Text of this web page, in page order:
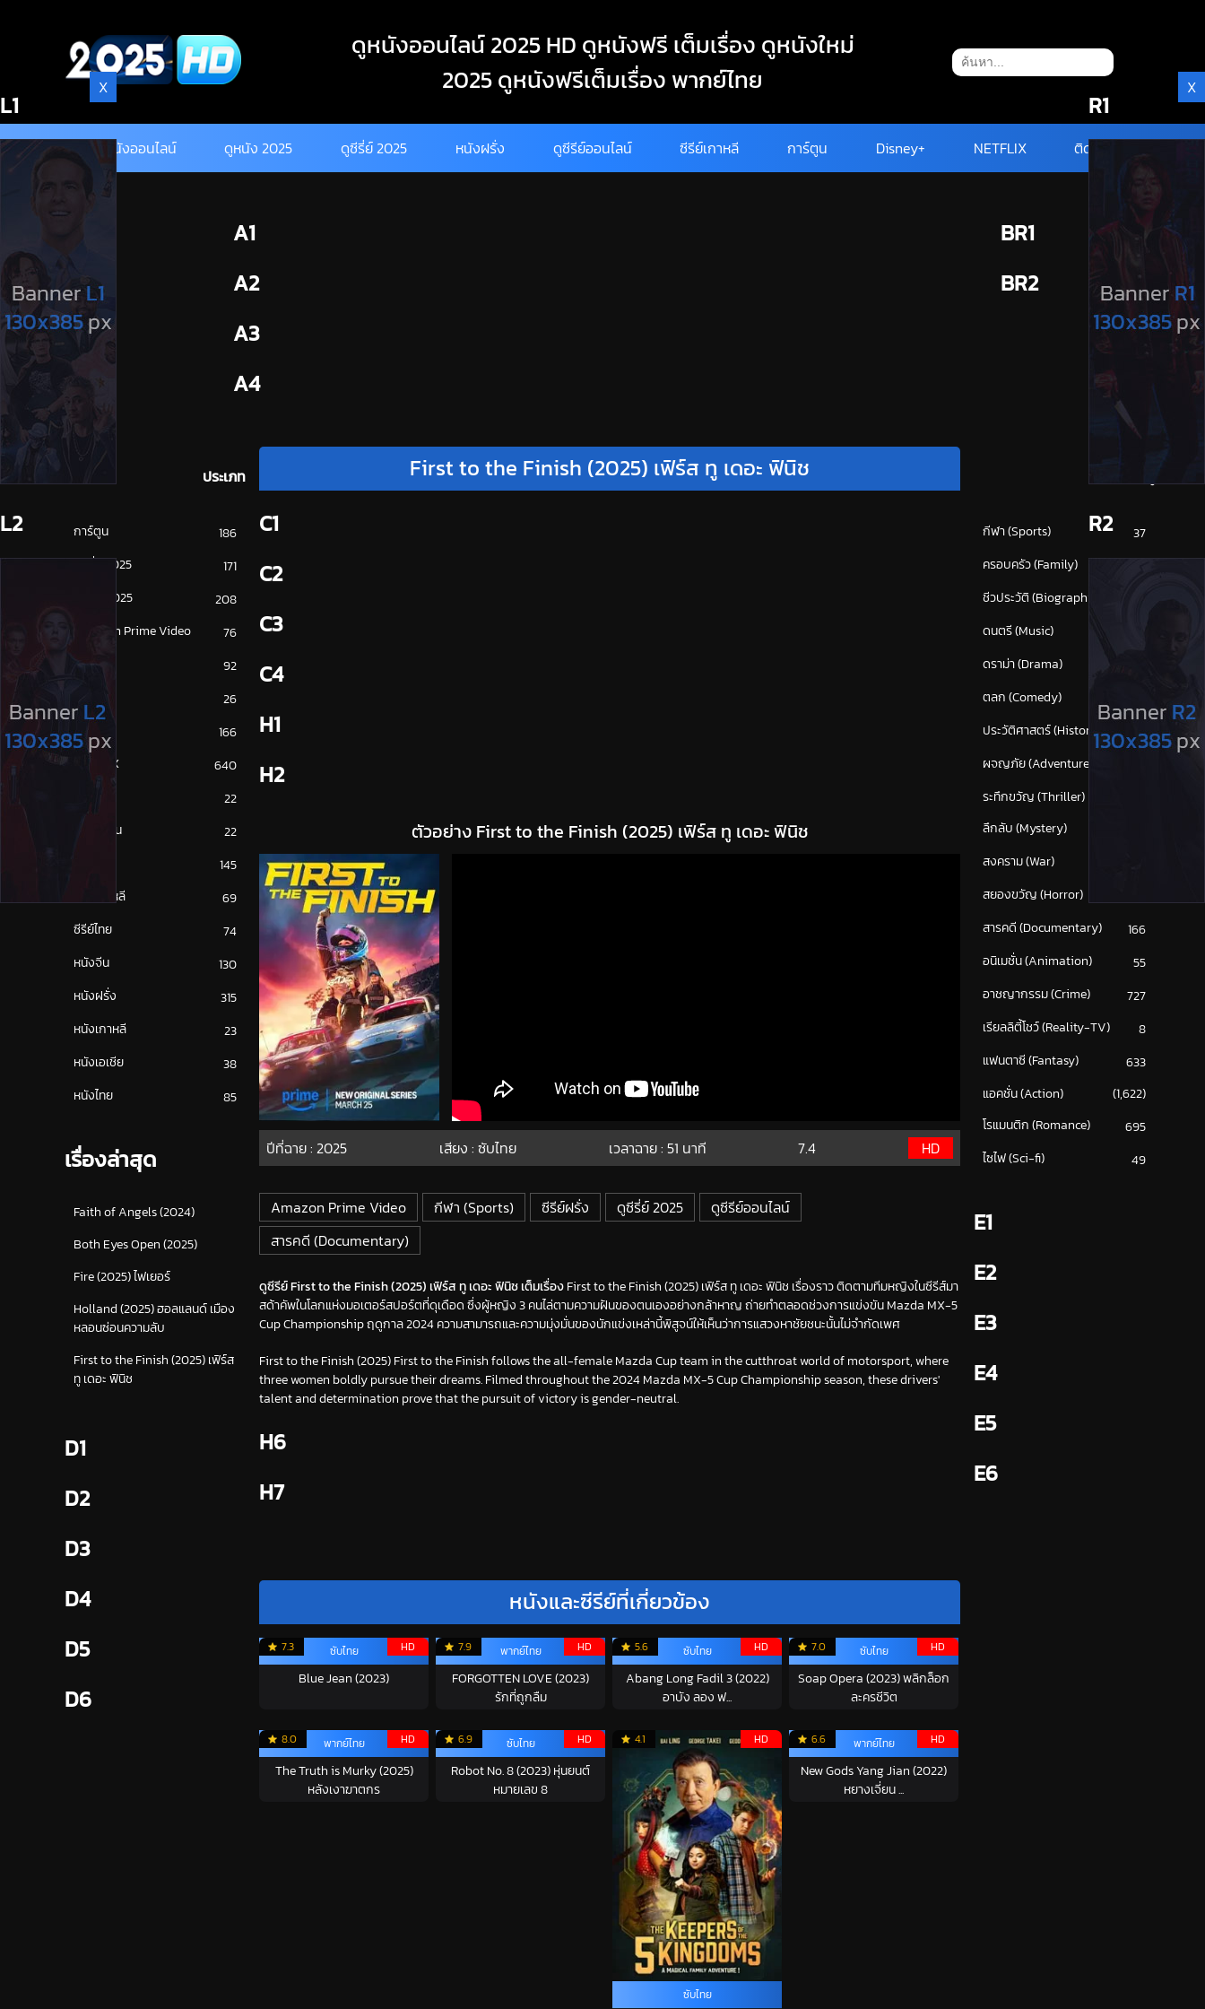
ดูหนังออนไลน์ 2025 HD ดูหนังฟรี เต็มเรื่อง ดูหนังใหม่
2025 ดูหนังฟรีเต็มเรื่อง พากย์ไทย
ดูหนังออนไลน์ ดูหนัง 2025 ดูซีรี่ย์ 2025 หนังฝรั่ง ดูซีรีย์ออนไลน์ ซีรีย์เกาหลี การ์ตูน Disney+ NETFLIX ติดต่อ
BL2
A1
A2
A3
A4
BR1
BR2
ประเภท
การ์ตูน
186
ดูซีรี่ย์ 2025
171
ดูหนัง 2025
208
Amazon Prime Video
76
Disney+
92
26
iQiYi
166
NETFLIX
640
22
ซีรีย์ญี่ปุ่น
22
145
ซีรีย์เกาหลี
69
ซีรีย์ไทย
74
หนังจีน
130
หนังฝรั่ง
315
หนังเกาหลี
23
หนังเอเชีย
38
หนังไทย
85
เรื่องล่าสุด
Faith of Angels (2024)
Both Eyes Open (2025)
Fire (2025) ไฟเยอร์
Holland (2025) ฮอลแลนด์ เมือง
หลอนซ่อนความลับ
First to the Finish (2025) เฟิร์ส
ทู เดอะ ฟินิช
D1
D2
D3
D4
D5
D6
First to the Finish (2025) เฟิร์ส ทู เดอะ ฟินิช
C1
C2
C3
C4
H1
H2
ตัวอย่าง First to the Finish (2025) เฟิร์ส ทู เดอะ ฟินิช
ปีที่ฉาย : 2025 เสียง : ซับไทย เวลาฉาย : 51 นาที 7.4 HD
Amazon Prime Video กีฬา (Sports) ซีรีย์ฝรั่ง ดูซีรี่ย์ 2025
ดูซีรีย์ออนไลน์
สารคดี (Documentary)
ดูซีรีย์ First to the Finish (2025) เฟิร์ส ทู เดอะ ฟินิช เต็มเรื่องFirst to the Finish (2025) เฟิร์ส ทู เดอะ ฟินิช เรื่องราว ติดตามทีมหญิงในซีรีส์มา
สด้าคัพในโลกแห่งมอเตอร์สปอร์ตที่ดุเดือด ซึ่งผู้หญิง 3 คนไล่ตามความฝันของตนเองอย่างกล้าหาญ ถ่ายทำตลอดช่วงการแข่งขัน Mazda MX-5
Cup Championship ฤดูกาล 2024 ความสามารถและความมุ่งมั่นของนักแข่งเหล่านี้พิสูจน์ให้เห็นว่าการแสวงหาชัยชนะนั้นไม่จำกัดเพศ
First to the Finish (2025) First to the Finish follows the all-female Mazda Cup team in the cutthroat world of motorsport, where
three women boldly pursue their dreams. Filmed throughout the 2024 Mazda MX-5 Cup Championship season, these drivers'
talent and determination prove that the pursuit of victory is gender-neutral.
H6
H7
หนังและซีรีย์ที่เกี่ยวข้อง
7.3 HD
ซับไทย
Blue Jean (2023)
7.9 HD
พากย์ไทย
FORGOTTEN LOVE (2023)
รักที่ถูกลืม
5.6 HD
ซับไทย
Abang Long Fadil 3 (2022)
อาบัง ลอง ฟ...
7.0 HD
ซับไทย
Soap Opera (2023) พลิกล็อก
ละครชีวิต
8.0 HD
พากย์ไทย
The Truth is Murky (2025)
หลังเงาฆาตกร
6.9 HD
ซับไทย
Robot No. 8 (2023) หุ่นยนต์
หมายเลข 8
4.1 HD
ซับไทย
6.6 HD
พากย์ไทย
New Gods Yang Jian (2022)
หยางเจี่ยน ...
กีฬา (Sports)
37
ครอบครัว (Family)
ชีวประวัติ (Biography)
ดนตรี (Music)
ดราม่า (Drama)
ตลก (Comedy)
ประวัติศาสตร์ (History)
40
ผจญภัย (Adventure)
ระทึกขวัญ (Thriller)
ลึกลับ (Mystery)
สงคราม (War)
สยองขวัญ (Horror)
สารคดี (Documentary)
166
อนิเมชั่น (Animation)
55
อาชญากรรม (Crime)
727
เรียลลิตี้โชว์ (Reality-TV)
8
แฟนตาซี (Fantasy)
633
แอคชั่น (Action)
(1,622)
โรแมนติก (Romance)
695
ไซไฟ (Sci-fi)
49
E1
E2
E3
E4
E5
E6
X
L1
L2
X
R1
R2